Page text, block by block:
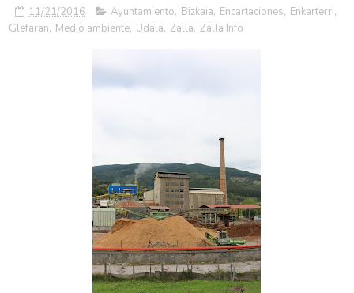
11/21/2016 Ayuntamiento, Bizkaia, Encartaciones, Enkarterri,
Glefaran, Medio ambiente, Udala, Zalla, Zalla Info